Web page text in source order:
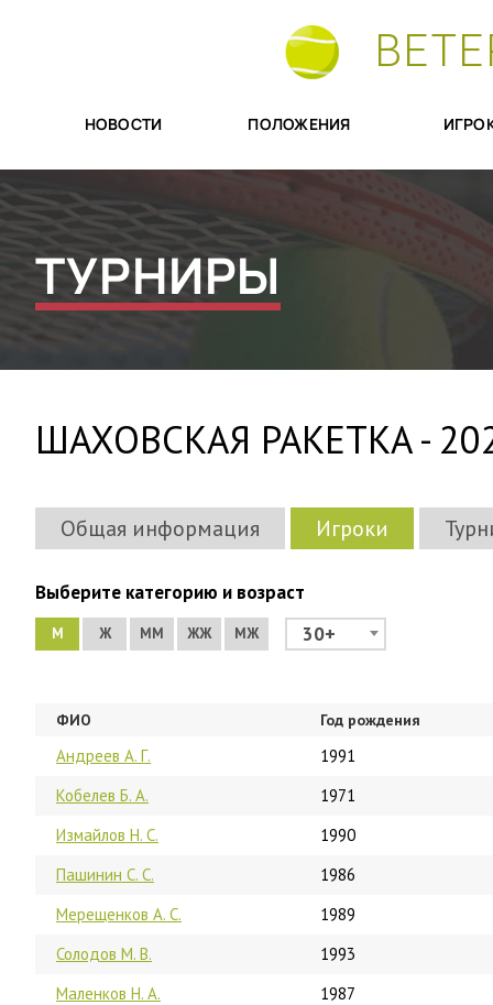
НОВОСТИ ПОЛОЖЕНИЯ
ТУРНИРЫ
ШАХОВСКАЯ РАКЕТКА -
Общая информация Игроки
Выберите категорию и возраст
М Ж ММ ЖЖ МЖ 30+
ФИО Год рождения
Андреев А. Г.
1991
Кобелев Б. А.
1971
Измайлов Н. С.
1990
Пашинин С. С.
1986
Мерещенков А. С.
1989
Солодов М. В.
1993
Маленков Н. А.
1987